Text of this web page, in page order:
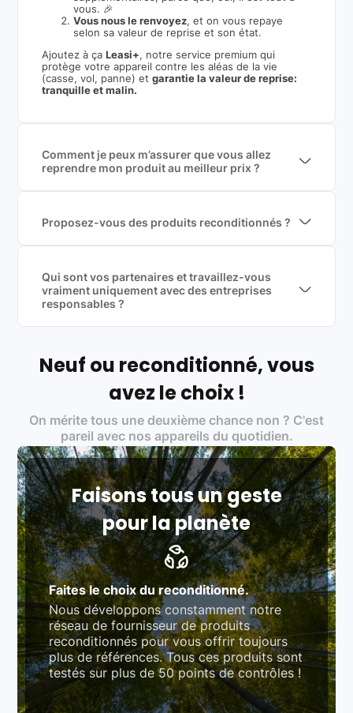
vous. 🎉
Vous nous le renvoyez, et on vous repaye
selon sa valeur de reprise et son état.
Ajoutez à ça Leasi+, notre service premium qui
protège votre appareil contre les aléas de la vie
(casse, vol, panne) etgarantie la valeur de reprise:
tranquille et malin.
Comment je peux m’assurer que vous allez
reprendre mon produit au meilleur prix ?
garantir le meilleur prix de rachat. De plus, nous
sommes rémunéré à la commission sur la valeur de
Proposez-vous des produits reconditionnés ?
produits officiels de grandes marques et du
reconditionné de haute qualité
Qui sont vos partenaires et travaillez-vous
vraiment uniquement avec des entreprises
responsables ?
Labels environnementaux & qualité de nos partenaires
traitement des déchets électroniques (DEEE)
Produits testés et vérifiés selon des standards
rigoureux (80 à 100 points de contrôle en
fonction des produits)
Respect des normes RAEE, RoHS, et du
référentiel QualiRepar (bonus réparation)
Neuf ou reconditionné, vous
avez le choix !
On mérite tous une deuxième chance non ? C'est
pareil avec nos appareils du quotidien.
Faisons tous un geste
pour la planète
Faites le choix du reconditionné.
Nous développons constamment notre
réseau de fournisseur de produits
reconditionnés pour vous offrir toujours
plus de références. Tous ces produits sont
testés sur plus de 50 points de contrôles !